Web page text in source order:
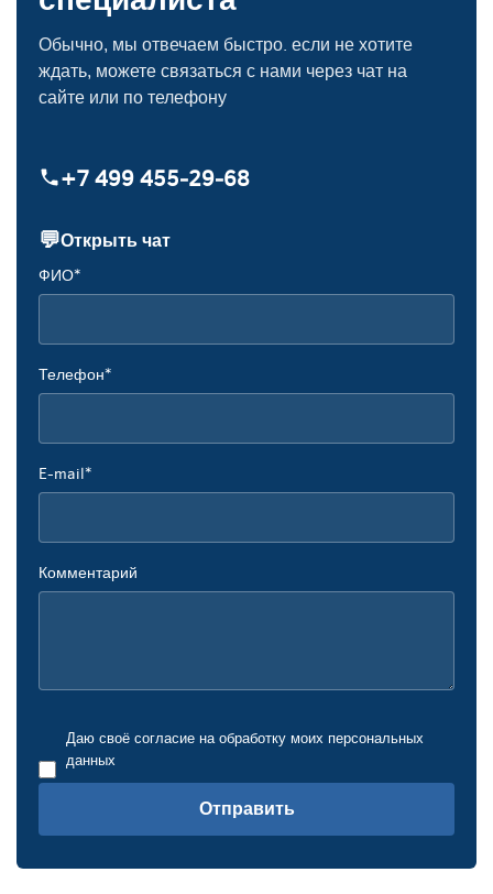
Обычно, мы отвечаем быстро. если не хотите
ждать, можете связаться с нами через чат на
сайте или по телефону
+7 499 455‑29‑68
💬Открыть чат
ФИО*
Телефон*
E-mail*
Комментарий
Даю своё согласие на обработку моих персональных
данных
Отправить